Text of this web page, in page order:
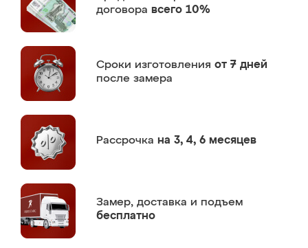
договора всего 10%
Сроки изготовления от 7 дней
после замера
Рассрочка на 3, 4, 6 месяцев
Замер, доставка и подъем
бесплатно